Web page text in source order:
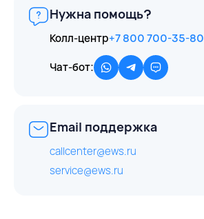
Нужна помощь?
Колл-центр+7 800 700-35-80
Чат-бот:
Email поддержка
callcenter@ews.ru
service@ews.ru